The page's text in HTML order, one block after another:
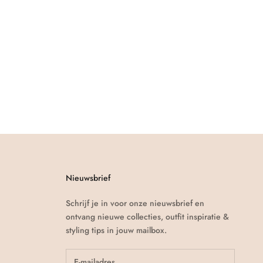
Nieuwsbrief
Schrijf je in voor onze nieuwsbrief en
ontvang nieuwe collecties, outfit inspiratie &
styling tips in jouw mailbox.